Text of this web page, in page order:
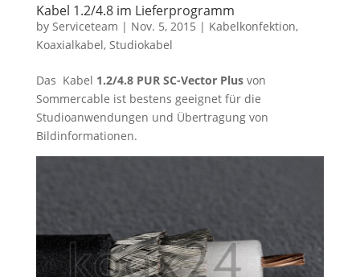
Kabel 1.2/4.8 im Lieferprogramm
by Serviceteam | Nov. 5, 2015 | Kabelkonfektion,
Koaxialkabel, Studiokabel
Das Kabel 1.2/4.8 PUR SC-Vector Plusvon
Sommercable ist bestens geeignet für die
Studioanwendungen und Übertragung von
Bildinformationen.